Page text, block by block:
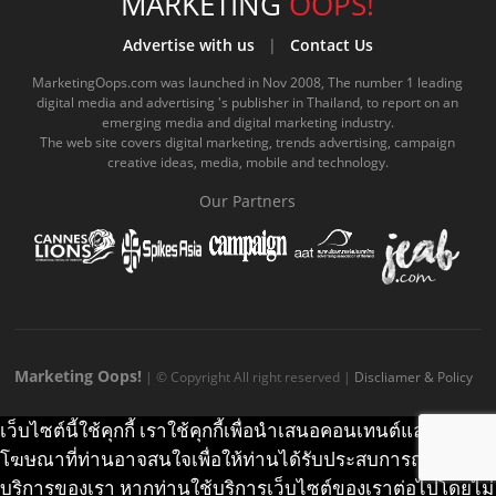
b
o
o
k
c
o
u
b
e
.
o
m
m
e
a
g
r
a
.
o
k
.
c
m
Advertise with us| Contact Us
MarketingOops.com was launched in Nov 2008, The number 1 leading
digital media and advertising 's publisher in Thailand, to report on an
emerging media and digital marketing industry.
The web site covers digital marketing, trends advertising, campaign
creative ideas, media, mobile and technology.
Our Partners
Marketing Oops! | © Copyright All right reserved | Discliamer & Policy
เว็บไซต์นี้ใช้คุกกี้ เราใช้คุกกี้เพื่อนำเสนอคอนเทนต์และ
โฆษณาที่ท่านอาจสนใจเพื่อให้ท่านได้รับประสบการณ์ที่ดีบน
บริการของเรา หากท่านใช้บริการเว็บไซต์ของเราต่อไปโดยไม่